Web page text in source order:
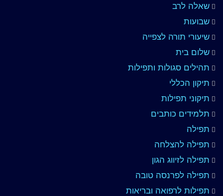
שאלה לרב
שבועות
שיעורי תורה לצפייה
שלום בית
תהילים סגולות ותפילות
תיקון הכללי
תיקוני תפילות
תלמידים כותבים
תפילה
תפילה להצלחה
תפילה לזיווג הגון
תפילה לפרנסה טובה
תפילות לרפואה ובריאות